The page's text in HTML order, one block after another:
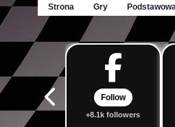
Strona Gry
Follow
+8.1k followers